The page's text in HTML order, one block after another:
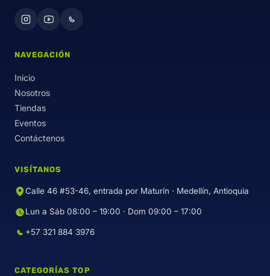
NAVEGACIÓN
Inicio
Nosotros
Tiendas
Eventos
Contáctenos
VISÍTANOS
Calle 46 #53-46, entrada por Maturín · Medellín, Antioquia
Lun a Sáb 08:00 – 19:00 · Dom 09:00 – 17:00
+57 321 884 3976
CATEGORÍAS TOP